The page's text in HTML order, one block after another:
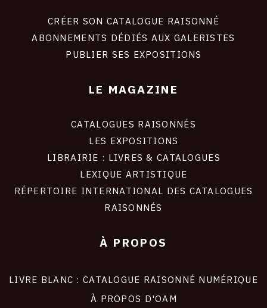
CRÉER SON CATALOGUE RAISONNÉ
ABONNEMENTS DÉDIÉS AUX GALERISTES
PUBLIER SES EXPOSITIONS
LE MAGAZINE
CATALOGUES RAISONNÉS
LES EXPOSITIONS
LIBRAIRIE : LIVRES & CATALOGUES
LEXIQUE ARTISTIQUE
RÉPERTOIRE INTERNATIONAL DES CATALOGUES
RAISONNÉS
À PROPOS
LIVRE BLANC : CATALOGUE RAISONNÉ NUMÉRIQUE
À PROPOS D'OAM